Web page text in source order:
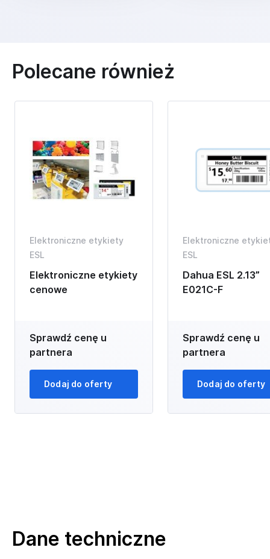
Polecane również
Elektroniczne etykiety
ESL
Elektroniczne etykiety
cenowe
Sprawdź cenę u
partnera
Dodaj do oferty
Elektroniczne
ESL
Dahua ESL 2.13”
E021C-F
Sprawdź cenę u
partnera
Dodaj do oferty
Dane techniczne